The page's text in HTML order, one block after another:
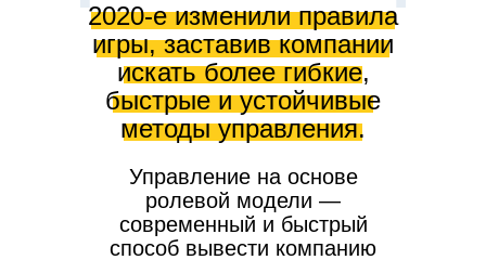
Управление на основе
ролевой модели —
современный и быстрый
способ вывести компанию
2020-е изменили правила
игры, заставив компании
искать более гибкие,
быстрые и устойчивые
методы управления.